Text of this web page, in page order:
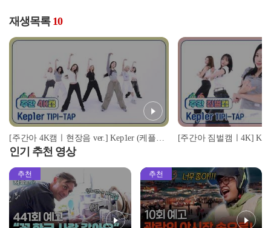
재생목록 10
[주간아 4K캠ㅣ현장음 ver.] Kep1er (케플러) - TIPI-TAP l EP.688
인기 추천 영상
추천 추천